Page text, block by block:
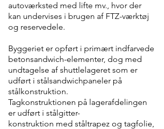
autoværksted med lifte mv., hvor der
kan undervises i brugen af FTZ-værktøj
og reservedele.
Byggeriet er opført i primært indfarvede
betonsandwich-elementer, dog med
undtagelse af shuttlelageret som er
udført i stålsandwichpaneler på
stålkonstruktion.
Tagkonstruktionen på lagerafdelingen
er udført i stålgitter-
konstruktion med ståltrapez og tagfolie,